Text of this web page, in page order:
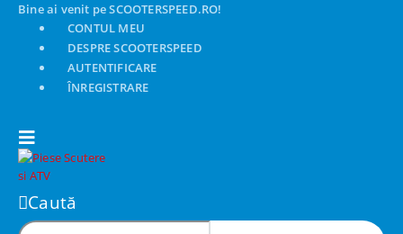
Bine ai venit pe SCOOTERSPEED.RO!
CONTUL MEU
DESPRE SCOOTERSPEED
AUTENTIFICARE
ÎNREGISTRARE
Caută